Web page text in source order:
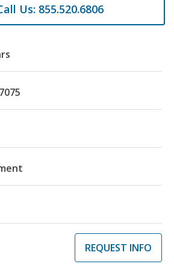
Us: 855.520.6806
REQUEST INFO